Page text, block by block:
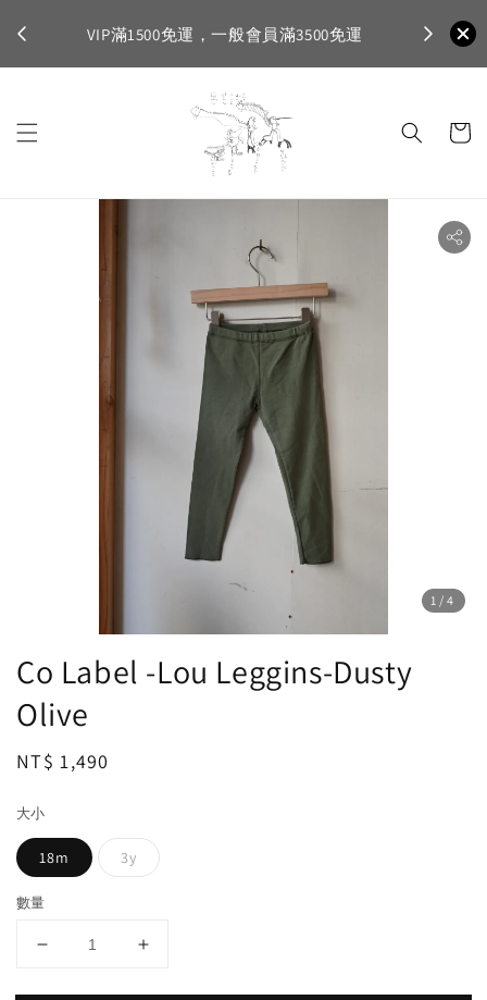
VIP滿1500免運，一般會員滿3500免運
首購登入
1 /4
Co Label -Lou Leggins-Dusty
Olive
Regular
NT$ 1,490
大小
18m 3y
數量